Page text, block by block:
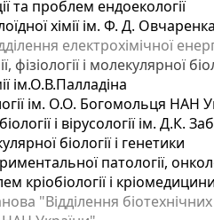
та проблем ендоекології
хімії ім. Ф. Д.
електрохімічної
фізіології і молекулярної
ім.О.В.Палладіна
ім. О.О. Богомольця НАН
і вірусології ім. Д.К.
біології і генетики
патології,
кріобіології і
"Відділення